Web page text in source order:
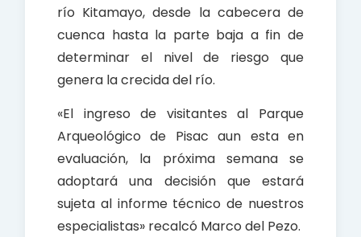
río Kitamayo, desde la cabecera de
cuenca hasta la parte baja a fin de
determinar el nivel de riesgo que
genera la crecida del río.
«El ingreso de visitantes al Parque
Arqueológico de Pisac aun esta en
evaluación, la próxima semana se
adoptará una decisión que estará
sujeta al informe técnico de nuestros
especialistas» recalcó Marco del Pezo.